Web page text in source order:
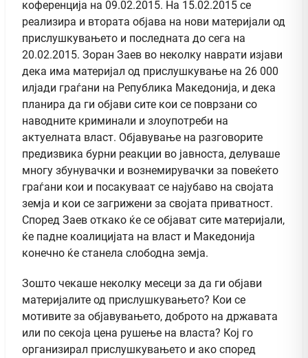
коференција на 09.02.2015. На 15.02.2015 се
реализира и втората објава на нови материјали од
прислушкувањето и последната до сега на
20.02.2015. Зоран Заев во неколку наврати изјави
дека има материјал од прислушкување на 26 000
илјади граѓани на Република Македонија, и дека
планира да ги објави сите кои се поврзани со
наводните криминали и злоупотреби на
актуелната власт. Објавување на разговорите
предизвика бурни реакции во јавноста, делуваше
многу збунувачки и вознемирувачки за повеќето
граѓани кои и посакуваат се најубаво на својата
земја и кои се загрижени за својата приватност.
Според Заев откако ќе се објават сите материјали,
ќе падне коалицијата на власт и Македонија
конечно ќе станела слободна земја.
Зошто чекаше неколку месеци за да ги објави
материјалите од прислушкувањето? Кои се
мотивите за објавувањето, доброто на државата
или по секоја цена рушење на власта? Кој го
организирал прислушкувањето и ако според